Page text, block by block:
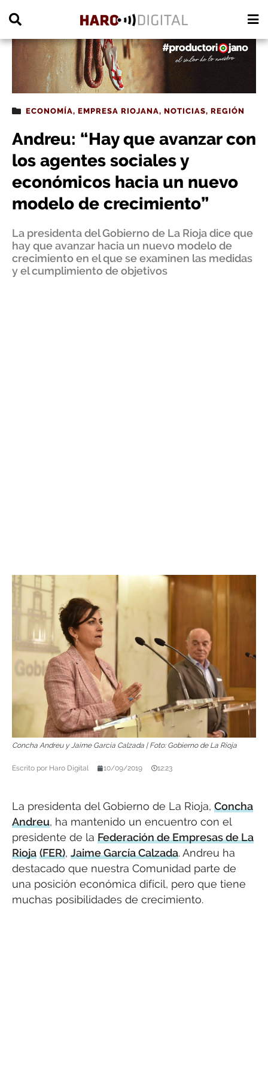
ECONOMÍA, EMPRESA RIOJANA, NOTICIAS, REGIÓN
Andreu: “Hay que avanzar con
los agentes sociales y
económicos hacia un nuevo
modelo de crecimiento”
La presidenta del Gobierno de La Rioja dice que
hay que avanzar hacia un nuevo modelo de
crecimiento en el que se examinen las medidas
y el cumplimiento de objetivos
Concha Andreu y Jaime García Calzada | Foto: Gobierno de La Rioja
Escrito por Haro Digital 10/09/2019 12:23
La presidenta del Gobierno de La Rioja, Concha
Andreu, ha mantenido un encuentro con el
presidente de la Federación de Empresas de La
Rioja (FER), Jaime García Calzada. Andreu ha
destacado que nuestra Comunidad parte de
una posición económica difícil, pero que tiene
muchas posibilidades de crecimiento.